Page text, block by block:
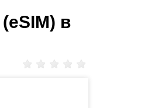
в